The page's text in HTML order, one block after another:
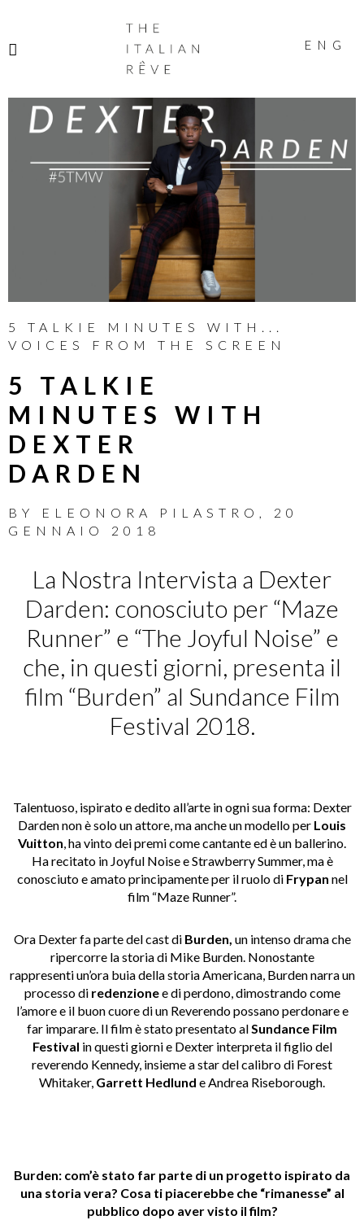
ITALIAN
RÊVE
ENG
5 TALKIE MINUTES WITH...
VOICES FROM THE SCREEN
5 TALKIE
MINUTES WITH
DEXTER
DARDEN
BY ELEONORA PILASTRO , 20
GENNAIO 2018
La Nostra Intervista a Dexter
Darden: conosciuto per “Maze
Runner” e “The Joyful Noise” e
che, in questi giorni, presenta il
film “Burden” al Sundance Film
Festival 2018.
Talentuoso, ispirato e dedito all’arte in ogni sua forma: Dexter
Darden non è solo un attore, ma anche un modello per Louis
Vuitton, ha vinto dei premi come cantante ed è un ballerino.
Ha recitato in Joyful Noise e Strawberry Summer, ma è
conosciuto e amato principamente per il ruolo di Frypan nel
film “Maze Runner”.
Ora Dexter fa parte del cast di Burden, un intenso drama che
ripercorre la storia di Mike Burden. Nonostante
rappresenti un’ora buia della storia Americana, Burden narra un
processo di redenzionee di perdono, dimostrando come
l’amore e il buon cuore di un Reverendo possano perdonare e
far imparare. Il film è stato presentato alSundance Film
Festival in questi giorni e Dexter interpreta il figlio del
reverendo Kennedy, insieme a star del calibro di Forest
Whitaker, Garrett Hedlund e Andrea Riseborough.
Burden: com’è stato far parte di un progetto ispirato da
una storia vera? Cosa ti piacerebbe che “rimanesse” al
pubblico dopo aver visto il film?